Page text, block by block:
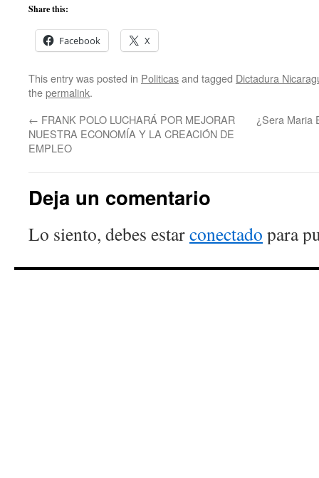
Share this:
Facebook X
This entry was posted in Politicasand tagged Dictadura
thepermalink.
← FRANK POLO LUCHARÁ POR MEJORAR
NUESTRA ECONOMÍA Y LA CREACIÓN DE
EMPLEO
¿Sera Maria
Deja un comentario
Lo siento, debes estarconectado para